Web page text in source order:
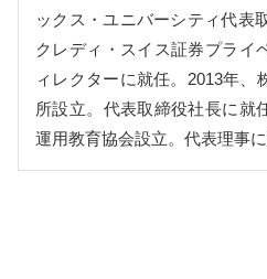
ックス・ユニバーシティ代表
クレディ・スイス証券プライ
ィレクターに就任。2013年、
所設立。代表取締役社長に就
運用教育協会設立。代表理事に